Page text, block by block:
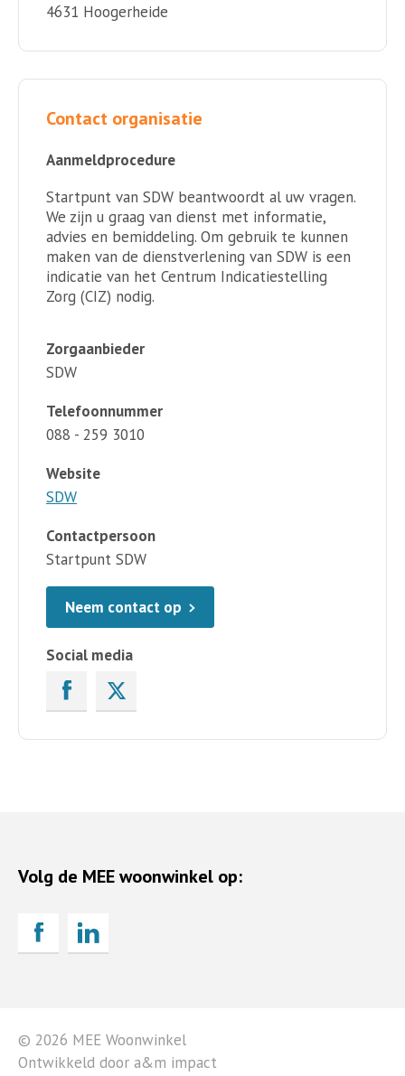
4631 Hoogerheide
Contact organisatie
Aanmeldprocedure
Startpunt van SDW beantwoordt al uw vragen.
We zijn u graag van dienst met informatie,
advies en bemiddeling. Om gebruik te kunnen
maken van de dienstverlening van SDW is een
indicatie van het Centrum Indicatiestelling
Zorg (CIZ) nodig.
Zorgaanbieder
SDW
Telefoonnummer
088 - 259 3010
Website
SDW
Contactpersoon
Startpunt SDW
Neem contact op
Social media
Volg de MEE woonwinkel op:
© 2026 MEE Woonwinkel
Ontwikkeld door a&m impact